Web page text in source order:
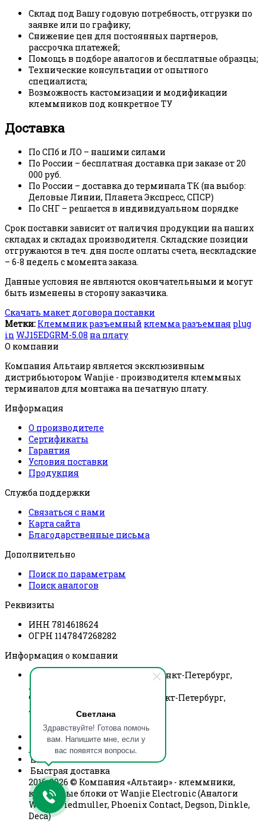
Светлана
Здравствуйте! Готова помочь
вам. Напишите мне, если у
вас появятся вопросы.
Склад под Вашу годовую потребность, отгрузки по
заявке или по графику;
Снижение цен для постоянных партнеров,
рассрочка платежей;
Помощь в подборе аналогов и бесплатные образцы;
Технические консультации от опытного
специалиста;
Возможность кастомизации и модификации
клеммников под конкретное ТУ
Доставка
По СПб и ЛО – нашими силами
По России – бесплатная доставка при заказе от 20
000 руб.
По России – доставка до терминала ТК (на выбор:
Деловые Линии, Планета Экспресс, СПСР)
По СНГ – решается в индивидуальном порядке
Срок поставки зависит от наличия продукции на наших
складах и складах производителя. Складские позиции
отгружаются в теч. дня после оплаты счета, нескладские
– 6-8 недель с момента заказа.
Данные условия не являются окончательными и могут
быть изменены в сторону заказчика.
Скачать макет договора поставки
Метки: Клеммник разъемный клемма разъемная plug
in WJ15EDGRM-5.08 на плату
О компании
Компания Альтаир является эксклюзивным
дистрибьютором Wanjie - производителя клеммных
терминалов для монтажа на печатную плату.
Информация
О производителе
Сертификаты
Гарантия
Условия поставки
Продукция
Служба поддержки
Связаться с нами
Карта сайта
Благодарственные письма
Дополнительно
Поиск по параметрам
Поиск аналогов
Реквизиты
ИНН 7814618624
ОГРН 1147847268282
Информация о компании
Юридический адрес. 197341, Санкт-Петербург,
Афонская, 2 офис 4-406
Фактический адрес. 197341, Санкт-Петербург,
Афонская, 2 офис 4-406
+7(812)270-03-67
info@klemmnik.com
пн-чт 09:00-18:00 пт 09:00-17:00
Быстрая доставка
2016-2026 © Компания «Альтаир» - клеммники,
клеммные блоки от Wanjie Electronic (Аналоги
Wago, Wiedmuller, Phoenix Contact, Degson, Dinkle,
Deca)